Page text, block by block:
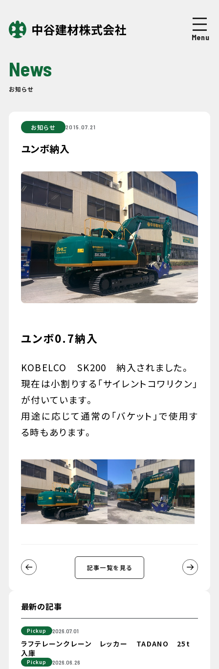
Menu
Business
Company
Newsニュース
Recruit採用情報
079-447-4112
（受付時間 : 平日10:00〜17:00）
News
お知らせ
お知らせ 2015.07.21
ユンボ納入
ユンボ0.7納入
KOBELCO SK200 納入されました。
現在は小割りする「サイレントコワリクン」
が付いています。
用途に応じて通常の「バケット」で使用す
る時もあります。
記事一覧を見る
最新の記事
Pickup 2026.07.01
ラフテレーンクレーン レッカー TADANO 25t
入庫
Pickup 2026.06.26